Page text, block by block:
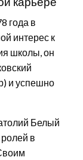
года в
интерес к
школы, он
и успешно
Белый
в